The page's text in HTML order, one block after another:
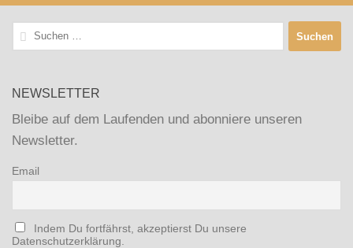
Suchen
nach:
NEWSLETTER
Bleibe auf dem Laufenden und abonniere unseren
Newsletter.
Email
Indem Du fortfährst, akzeptierst Du unsere
Datenschutzerklärung.